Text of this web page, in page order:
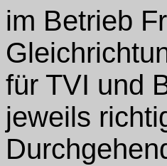
im Betrieb
für TVI und
jeweils